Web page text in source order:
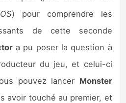
) pour comprendre les
de cette seconde
a pu poser la question à
du jeu, et celui-ci
pouvez lancer Monster
avoir touché au premier, et